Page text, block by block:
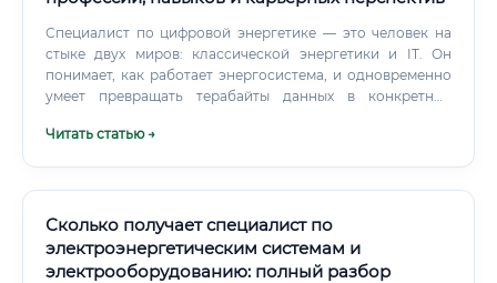
Специалист по цифровой энергетике — это человек на
стыке двух миров: классической энергетики и IT. Он
понимает, как работает энергосистема, и одновременно
умеет превращать терабайты данных в конкретные
рядом с энергетиком.
Читать статью →
Сколько получает специалист по
электроэнергетическим системам и
электрооборудованию: полный разбор